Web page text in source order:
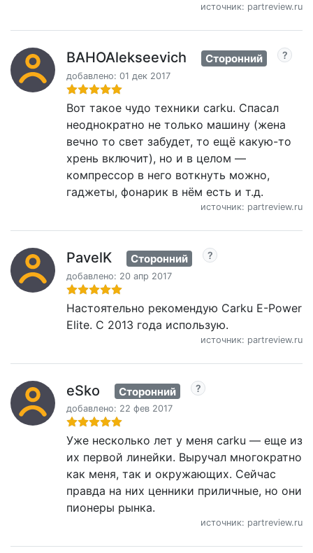
источник: partreview.ru
BAHOAlekseevich Сторонний
добавлено: 01 дек 2017
Вот такое чудо техники carku. Спасал
неоднократно не только машину (жена
вечно то свет забудет, то ещё какую-то
хрень включит), но и в целом —
компрессор в него воткнуть можно,
гаджеты, фонарик в нём есть и т.д.
источник: partreview.ru
PavelK Сторонний
добавлено: 20 апр 2017
Настоятельно рекомендую Carku E-Power
Elite. С 2013 года использую.
источник: partreview.ru
eSko Сторонний
добавлено: 22 фев 2017
Уже несколько лет у меня carku — еще из
их первой линейки. Выручал многократно
как меня, так и окружающих. Сейчас
правда на них ценники приличные, но они
пионеры рынка.
источник: partreview.ru